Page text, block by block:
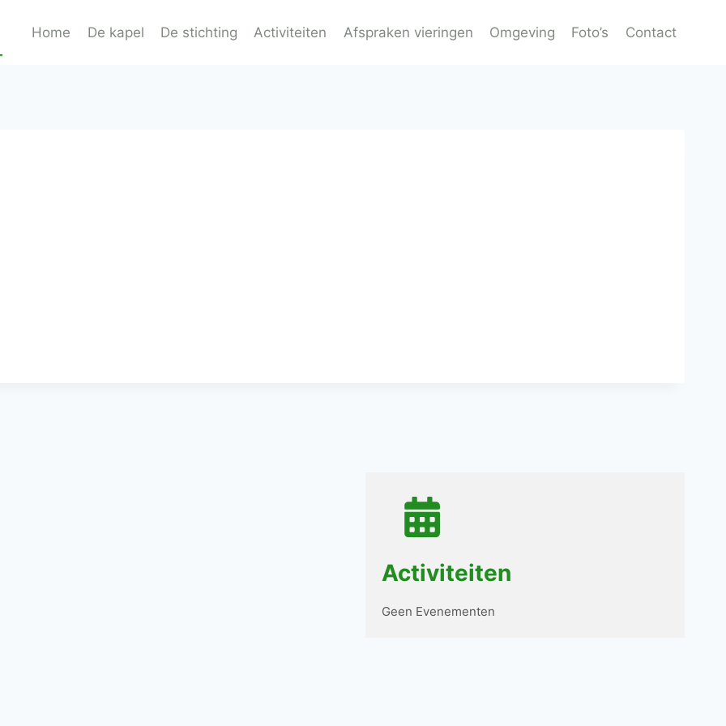
Home De kapel De stichting Activiteiten Afspraken vieringen Omgeving Foto’s Contact
Activiteiten
Geen Evenementen